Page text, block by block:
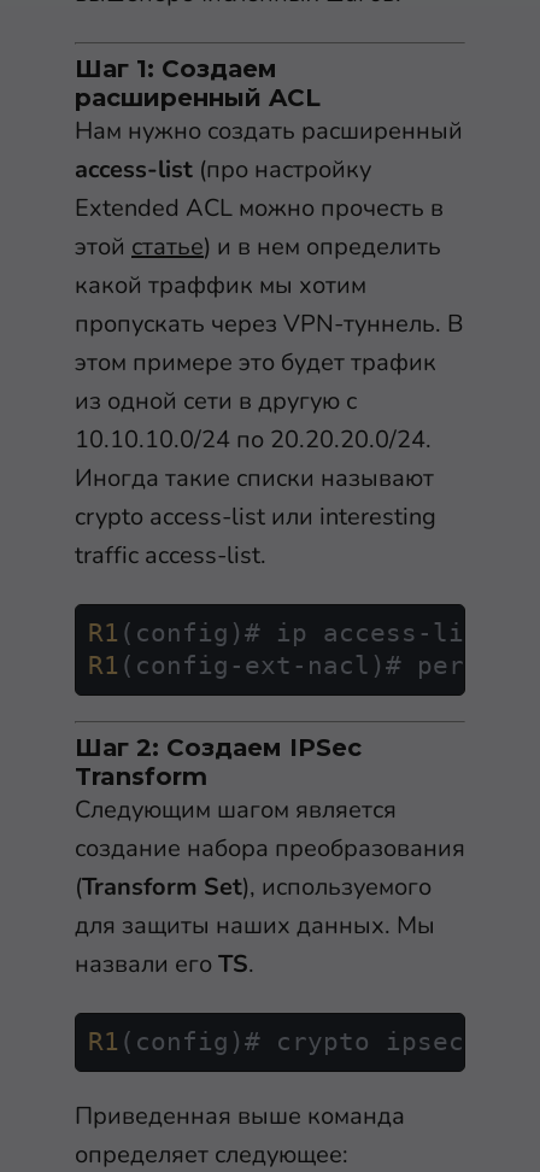
Шаг 1: Создаем
расширенный ACL
Нам нужно создать расширенный
access-list (про настройку
Extended ACL можно прочесть в
этой статье) и в нем определить
какой траффик мы хотим
пропускать через VPN-туннель. В
этом примере это будет трафик
из одной сети в другую с
10.10.10.0/24 по 20.20.20.0/24.
Иногда такие списки называют
crypto access-list или interesting
traffic access-list.
R1
R1 (config-ext-nacl)# permit
Шаг 2: Создаем IPSec
Transform
Следующим шагом является
создание набора преобразования
(Transform Set), используемого
для защиты наших данных. Мы
назвали его TS.
R1 (config)# crypto ipsec
Приведенная выше команда
определяет следующее: